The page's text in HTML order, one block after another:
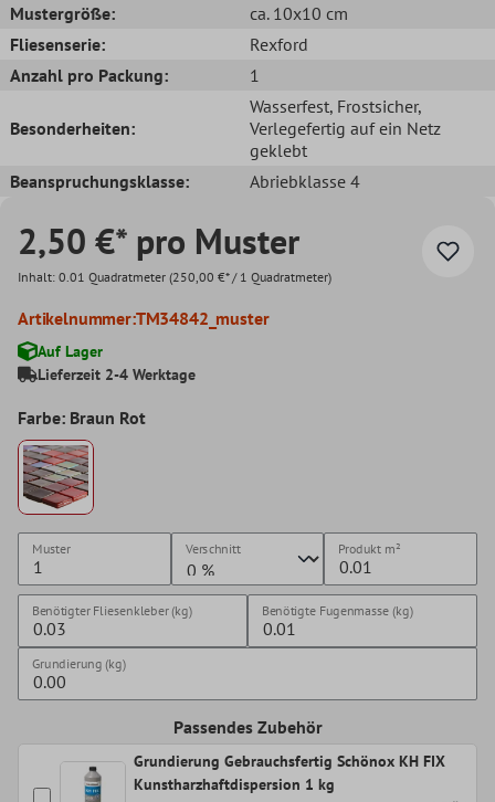
Mustergröße:
ca. 10x10 cm
Fliesenserie:
Rexford
Anzahl pro Packung:
1
Besonderheiten:
Wasserfest, Frostsicher,
Verlegefertig auf ein Netz
geklebt
Beanspruchungsklasse:
Abriebklasse 4
2,50 €* pro Muster
Inhalt: 0.01 Quadratmeter (250,00 €* / 1 Quadratmeter)
Artikelnummer:TM34842_muster
Auf Lager
Lieferzeit 2-4 Werktage
Farbe: Braun Rot
Muster Verschnitt Produkt m²
Benötigter Fliesenkleber (kg) Benötigte Fugenmasse (kg)
Grundierung (kg)
Passendes Zubehör
Grundierung Gebrauchsfertig Schönox KH FIX
Kunstharzhaftdispersion 1 kg